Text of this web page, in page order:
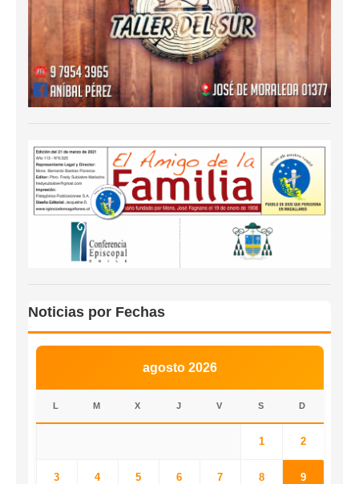
Noticias por Fechas
agosto 2026
L M X J V S D
1 2
3 4 5 6 7 8 9